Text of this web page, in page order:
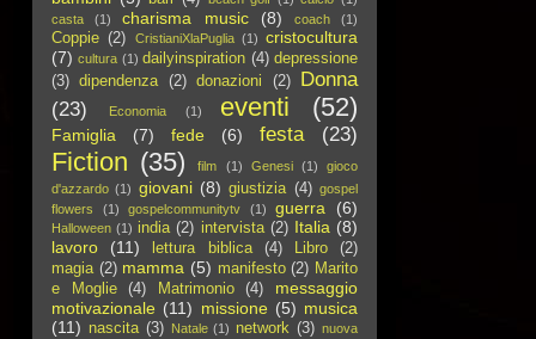
casta
(1) charisma music (8) coach (1)
Coppie (2) CristianiXlaPuglia (1) cristocultura
(7) cultura (1) dailyinspiration (4) depressione
(3)
dipendenza (2) donazioni (2)
Donna
(23)
Economia (1) eventi (52)
Famiglia (7) fede (6) festa (23)
Fiction (35) film (1) Genesi (1)
gioco
d'azzardo (1) giovani (8) giustizia (4) gospel
flowers
(1) gospelcommunitytv (1) guerra (6)
Halloween (1) india (2) intervista (2) Italia (8)
lavoro
(11) lettura biblica (4) Libro
(2)
magia (2) mamma (5) manifesto (2) Marito
e Moglie
(4) Matrimonio (4)
messaggio
motivazionale (11) missione (5) musica
(11) nascita (3) Natale (1) network (3) nuova